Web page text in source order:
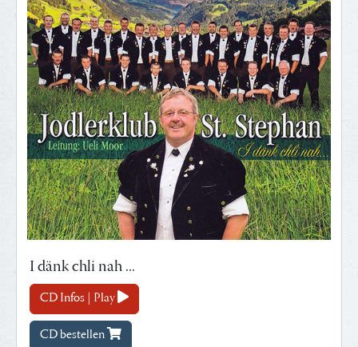
I dänk chli nah ...
CD Infos | Play
CD bestellen